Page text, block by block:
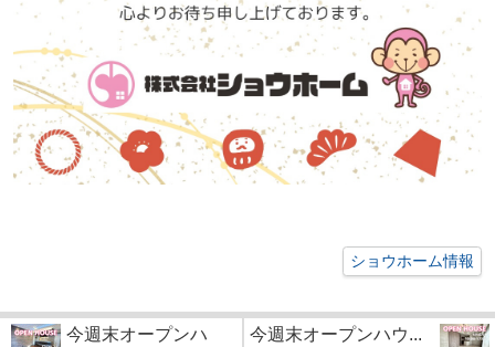
ショウホーム情報
今週末オープンハ
今週末オープンハウ...